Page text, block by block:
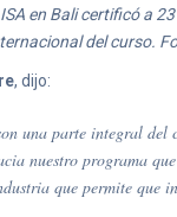
en Bali certificó a
del curso.
, dijo:
una parte integral
nuestro programa
que permite que